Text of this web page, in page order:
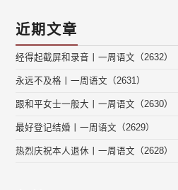
近期文章
经得起截屏和录音丨一周语文（2632）
永远不及格丨一周语文（2631）
跟和平女士一般大丨一周语文（2630）
最好登记结婚丨一周语文（2629）
热烈庆祝本人退休丨一周语文（2628）